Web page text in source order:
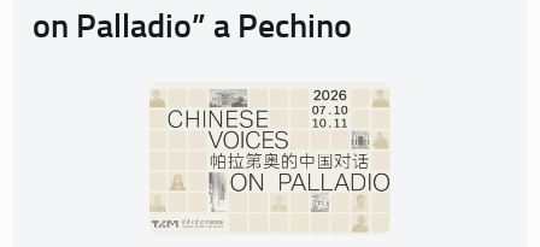
on Palladio” a Pechino